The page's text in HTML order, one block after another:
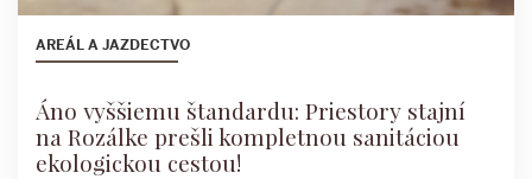
AREÁL A JAZDECTVO
Áno vyššiemu štandardu: Priestory stajní
na Rozálke prešli kompletnou sanitáciou
ekologickou cestou!